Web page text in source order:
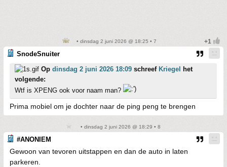
• dinsdag 2 juni 2026 @ 18:25 • 7
SnodeSnuiter
Op dinsdag 2 juni 2026 18:09 schreef Kriegel
het
volgende:
Wtf is XPENG ook voor naam man?
Prima mobiel om je dochter naar de ping peng te brengen
• dinsdag 2 juni 2026 @ 18:29 • 8
#ANONIEM
Gewoon van tevoren uitstappen en dan de auto in laten
parkeren.